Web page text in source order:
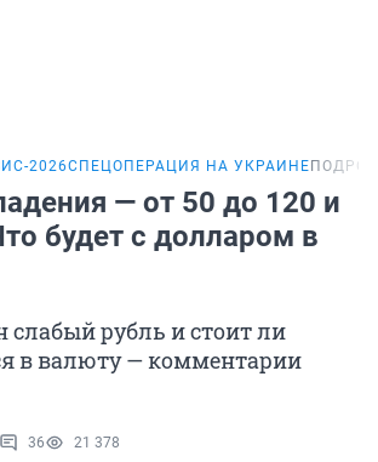
2026СПЕЦОПЕРАЦИЯ НА УКРАИНЕ
— от 50 до 120 и
будет с долларом в
слабый рубль и стоит ли
в валюту — комментарии
36 21 378